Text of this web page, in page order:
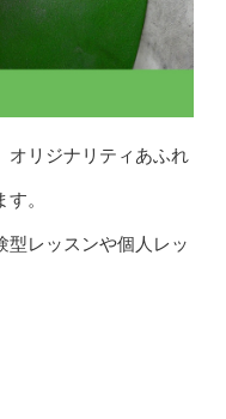
オリジナリティあふれ
。
型レッスンや個人レッ